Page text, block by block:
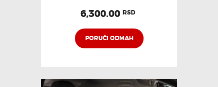
6,300.00 RSD
PORUČI ODMAH